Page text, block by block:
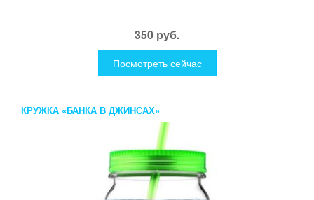
350 руб.
Посмотреть сейчас
КРУЖКА «БАНКА В ДЖИНСАХ»